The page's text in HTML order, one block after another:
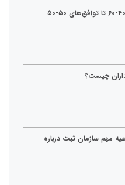
چیست؟
مهم سازمان ثبت درباره